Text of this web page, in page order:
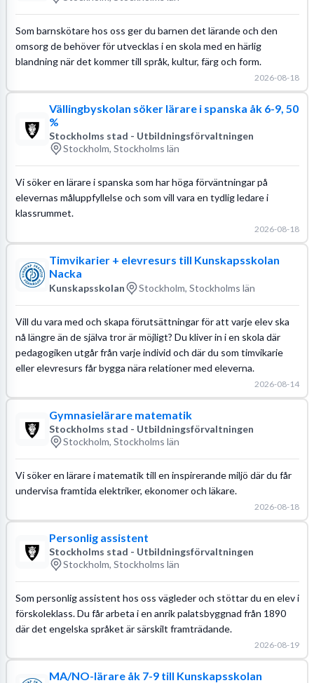
Som barnskötare hos oss ger du barnen det lärande och den
omsorg de behöver för utvecklas i en skola med en härlig
blandning när det kommer till språk, kultur, färg och form.
2026-08-18
Vällingbyskolan söker lärare i spanska åk 6-9, 50
%
Stockholms stad - Utbildningsförvaltningen
Stockholm, Stockholms län
Vi söker en lärare i spanska som har höga förväntningar på
elevernas måluppfyllelse och som vill vara en tydlig ledare i
klassrummet.
2026-08-18
Timvikarier + elevresurs till Kunskapsskolan
Nacka
Kunskapsskolan Stockholm, Stockholms län
Vill du vara med och skapa förutsättningar för att varje elev ska
nå längre än de själva tror är möjligt? Du kliver in i en skola där
pedagogiken utgår från varje individ och där du som timvikarie
eller elevresurs får bygga nära relationer med eleverna.
2026-08-14
Gymnasielärare matematik
Stockholms stad - Utbildningsförvaltningen
Stockholm, Stockholms län
Vi söker en lärare i matematik till en inspirerande miljö där du får
undervisa framtida elektriker, ekonomer och läkare.
2026-08-18
Personlig assistent
Stockholms stad - Utbildningsförvaltningen
Stockholm, Stockholms län
Som personlig assistent hos oss vägleder och stöttar du en elev i
förskoleklass. Du får arbeta i en anrik palatsbyggnad från 1890
där det engelska språket är särskilt framträdande.
2026-08-19
MA/NO-lärare åk 7-9 till Kunskapsskolan